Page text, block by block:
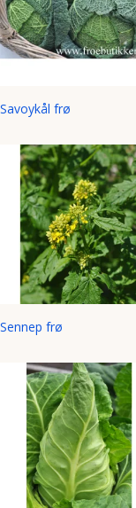
Savoykål frø
Sennep frø